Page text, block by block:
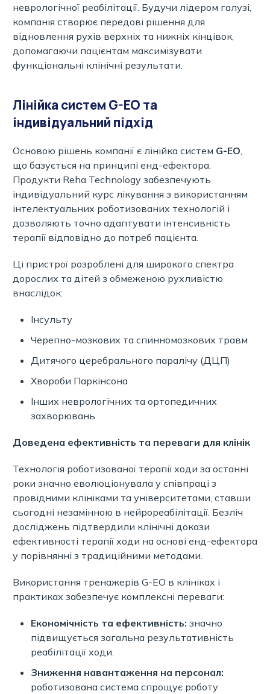
неврологічної реабілітації. Будучи лідером галузі,
компанія створює передові рішення для
відновлення рухів верхніх та нижніх кінцівок,
допомагаючи пацієнтам максимізувати
функціональні клінічні результати.
Лінійка систем G-EO та
індивідуальний підхід
Основою рішень компанії є лінійка систем G-EO
що базується на принципі енд-ефектора.
Продукти Reha Technology забезпечують
індивідуальний курс лікування з використанням
інтелектуальних роботизованих технологій і
дозволяють точно адаптувати інтенсивність
терапії відповідно до потреб пацієнта.
Ці пристрої розроблені для широкого спектра
дорослих та дітей з обмеженою рухливістю
внаслідок:
Інсульту
Черепно-мозкових та спинномозкових травм
Дитячого церебрального паралічу (ДЦП)
Хвороби Паркінсона
Інших неврологічних та ортопедичних
захворювань
Доведена ефективність та переваги для клінік
Технологія роботизованої терапії ходи за останні
роки значно еволюціонувала у співпраці з
провідними клініками та університетами, ставши
сьогодні незамінною в нейрореабілітації. Безліч
досліджень підтвердили клінічні докази
ефективності терапії ходи на основі енд-ефектора
у порівнянні з традиційними методами.
Використання тренажерів G-EO в клініках і
практиках забезпечує комплексні переваги:
Економічність та ефективність: значно
підвищується загальна результативність
реабілітації ходи.
Зниження навантаження на персонал:
роботизована система спрощує роботу